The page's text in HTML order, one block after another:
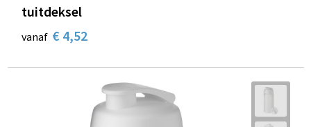
tuitdeksel
vanaf € 4,52